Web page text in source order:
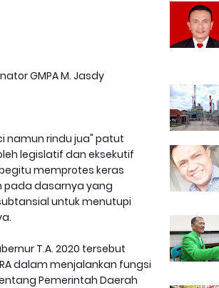
GMPA M. Jasdy
namun rindu jua" patut
legislatif dan eksekutif
memprotes keras
pada dasarnya yang
untuk menutupi
T.A. 2020 tersebut
dalam menjalankan fungsi
Pemerintah Daerah